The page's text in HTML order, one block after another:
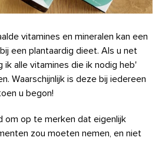
vitamines en mineralen kan een
een plantaardig dieet. Als u net
ik alle vitamines die ik nodig heb'
Waarschijnlijk is deze bij iedereen
u begon!
om op te merken dat eigenlijk
zou moeten nemen, en niet